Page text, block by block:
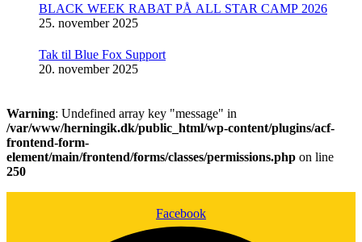
BLACK WEEK RABAT PÅ ALL STAR CAMP 2026
25. november 2025
Tak til Blue Fox Support
20. november 2025
Warning: Undefined array key "message" in
/var/www/herningik.dk/public_html/wp-content/plugins/acf-
frontend-form-
element/main/frontend/forms/classes/permissions.php on line
250
Facebook